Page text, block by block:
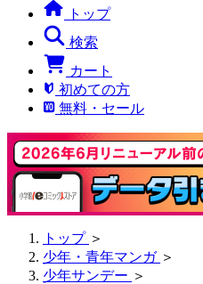
トップ
検索
カート
初めての方
無料・セール
トップ ＞
少年・青年マンガ ＞
少年サンデー ＞